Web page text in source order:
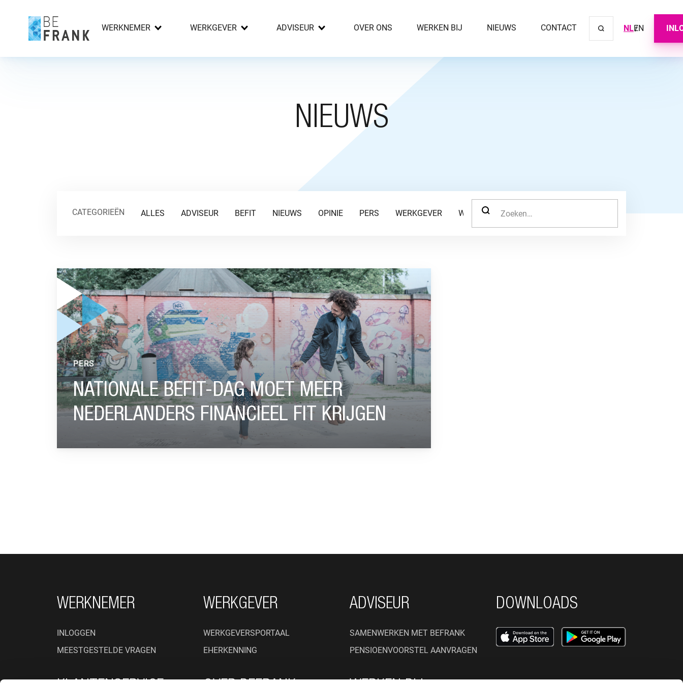
WERKNEMER WERKGEVER ADVISEUR OVER ONS WERKEN BIJ NIEUWS CONTACT NLEN
NIEUWS
CATEGORIEËN ALLES ADVISEUR BEFIT NIEUWS OPINIE PERS WERKGEVER WERKNEMER
ZOEK NAAR:
GA NAAR “NATIONALE BEFIT-DAG MOET MEER NEDERLANDERS FINANCIEEL FIT KRIJGEN”
NATIONALE BEFIT-DAG MOET MEER
NEDERLANDERS FINANCIEEL FIT KRIJGEN
PERS
FOOTER NAVIGATIE
WERKNEMER
INLOGGEN
MEESTGESTELDE VRAGEN
WERKGEVER
WERKGEVERSPORTAAL
EHERKENNING
ADVISEUR
SAMENWERKEN MET BEFRANK
PENSIOENVOORSTEL AANVRAGEN
DOWNLOADS
Sluit